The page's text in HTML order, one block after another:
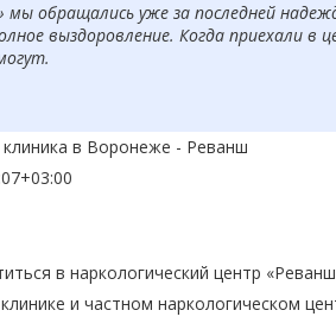
обращались уже за последней
выздоровление. Когда приехали в
За это время стал совсем
клиника в Воронеже - Реванш
в наркологический центр
и частном наркологическом